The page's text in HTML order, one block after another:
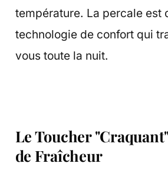
température. La percale est
technologie de confort qui
vous toute la nuit.
Le Toucher
de Fraîcheur